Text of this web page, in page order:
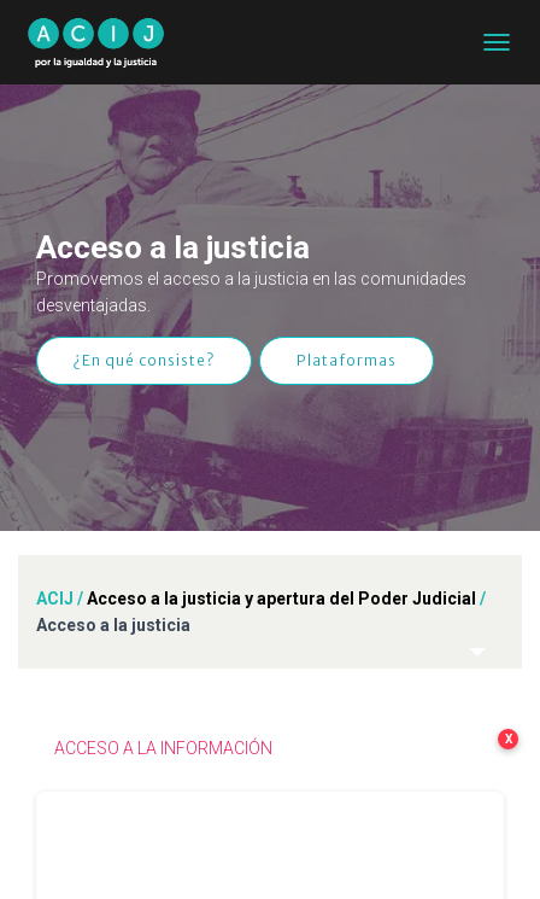
MODO
Acceso a la justicia
Promovemos el acceso a la justicia en las comunidades
desventajadas.
¿En qué consiste? Plataformas
ACIJ /Acceso a la justicia y apertura del Poder Judicial /
Acceso a la justicia
ACCESO A LA INFORMACIÓN X